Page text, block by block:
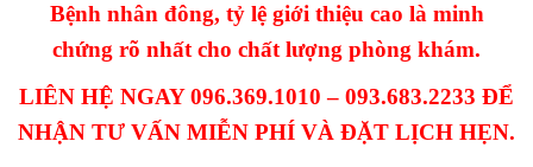
Bệnh nhân đông, tỷ lệ giới thiệu cao là minh
chứng rõ nhất cho chất lượng phòng khám.
LIÊN HỆ NGAY 096.369.1010 – 093.683.2233 ĐỂ
NHẬN TƯ VẤN MIỄN PHÍ VÀ ĐẶT LỊCH HẸN.